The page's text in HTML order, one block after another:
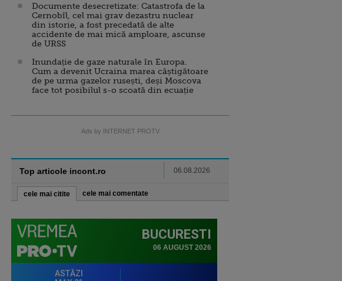
Documente desecretizate: Catastrofa de la
Cernobîl, cel mai grav dezastru nuclear
din istorie, a fost precedată de alte
accidente de mai mică amploare, ascunse
de URSS
Inundație de gaze naturale în Europa.
Cum a devenit Ucraina marea câștigătoare
de pe urma gazelor rusești, deși Moscova
face tot posibilul s-o scoată din ecuație
Ads by INTERNET PROTV
Top articole incont.ro 06.08.2026
cele mai citite cele mai comentate